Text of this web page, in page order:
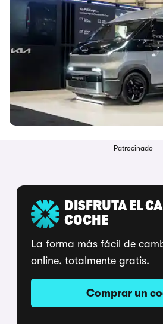
Patrocinado
DISFRUTA EL
COCHE
La forma más fácil de
online, totalmente gratis.
Comprar un